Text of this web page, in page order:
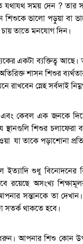
সময় দেন ? তার
শিশুকে ভালো পড়ুয়া বা
তাতে মনযোগ দিন।
একটা ব্যক্তিত্ব
শাসন শিশুর
রাখবেন স্নেহ সর্বদাই
কেবল এক জনকে
শিশুর চলাফেরা
যা তাকে পড়াশোনা
ইত্যাদি শুধু বিনোদনের
রয়েছে অসংখ্য
সন্তানকে তা
সতর্ক থাকতে হবে।
আপনার শিশু কোন